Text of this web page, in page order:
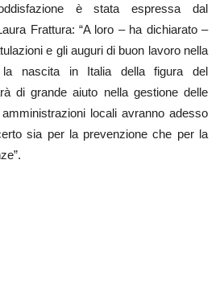
è stata espressa dal
Frattura: “A loro – ha dichiarato –
e gli auguri di buon lavoro nella
la nascita in Italia della figura del
di grande aiuto nella gestione delle
locali avranno adesso
sia per la prevenzione che per la